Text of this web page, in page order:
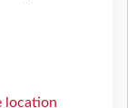
location